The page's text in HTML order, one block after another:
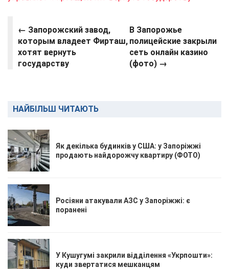
← Запорожский завод,
которым владеет Фирташ,
хотят вернуть
государству
В Запорожье
полицейские закрыли
сеть онлайн казино
(фото) →
НАЙБІЛЬШ ЧИТАЮТЬ
Як декілька будинків у США: у Запоріжжі
продають найдорожчу квартиру (ФОТО)
Росіяни атакували АЗС у Запоріжжі: є
поранені
У Кушугумі закрили відділення «Укрпошти»:
куди звертатися мешканцям